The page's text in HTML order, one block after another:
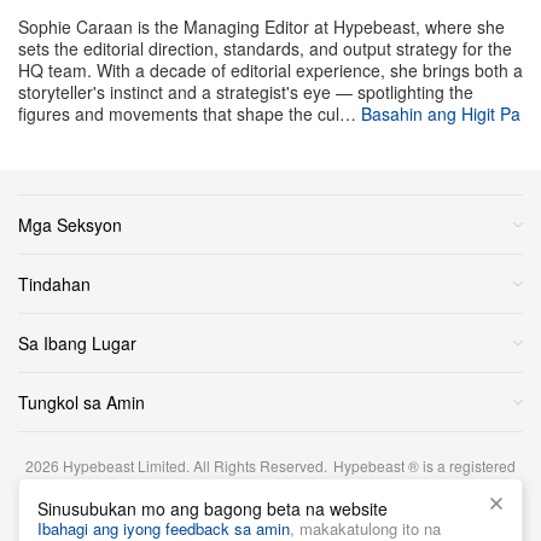
Sophie Caraan is the Managing Editor at Hypebeast, where she
sets the editorial direction, standards, and output strategy for the
HQ team. With a decade of editorial experience, she brings both a
storyteller's instinct and a strategist's eye — spotlighting the
figures and movements that shape the cul… Basahin ang Higit Pa
Mga Seksyon
Tindahan
Sa Ibang Lugar
Tungkol sa Amin
2026 Hypebeast Limited. All Rights Reserved. Hypebeast ® is a registered
Mga Tuntunin at Kundisyon | Patakaran sa Privacy | Patakaran sa Cookie
Disclaimer sa Pamumuhunan
Sinusubukan mo ang bagong beta na website
Ibahagi ang iyong feedback sa amin, makakatulong ito na